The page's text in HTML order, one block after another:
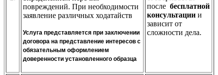
повреждений. При необходимости
заявление различных ходатайств
Услуга представляется при заключении
договора на представление интересов с
обязательным оформлением
доверенности установленного образца
после бесплатной
консультации и
зависит от
сложности дела.